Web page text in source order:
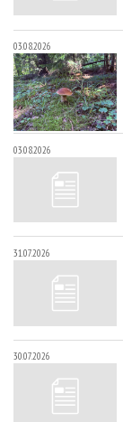
03.08.2026
03.08.2026
31.07.2026
30.07.2026